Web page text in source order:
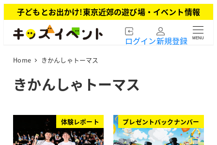
イ
子どもとお出かけ!東京近郊の遊び場・イベント情報
ログイン新規登録 MENU
Home きかんしゃトーマス
きかんしゃトーマス
体験レポート プレゼントバックナンバー